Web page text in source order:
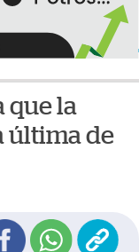
que la
última de